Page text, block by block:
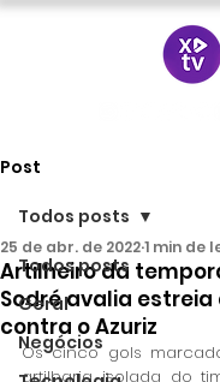
Post
Todos posts
Geral
Negócios
Todos posts
Artilheiro da
Sodré avalia
contra o Azuriz
25 de abr. de 20221 min de
Os cinco gols
artilharia isolada do